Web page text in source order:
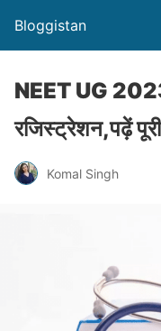
Bloggistan
NEET UG
रजिस्ट्रेशन,पढ़ें
Komal Singh